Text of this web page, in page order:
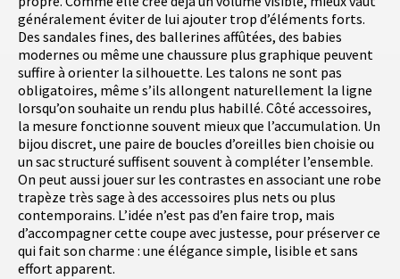
généralement éviter de lui ajouter trop d’éléments forts.
Des sandales fines, des ballerines affûtées, des babies
modernes ou même une chaussure plus graphique peuvent
suffire à orienter la silhouette. Les talons ne sont pas
obligatoires, même s’ils allongent naturellement la ligne
lorsqu’on souhaite un rendu plus habillé. Côté accessoires,
la mesure fonctionne souvent mieux que l’accumulation. Un
bijou discret, une paire de boucles d’oreilles bien choisie ou
un sac structuré suffisent souvent à compléter l’ensemble.
On peut aussi jouer sur les contrastes en associant une robe
trapèze très sage à des accessoires plus nets ou plus
contemporains. L’idée n’est pas d’en faire trop, mais
d’accompagner cette coupe avec justesse, pour préserver ce
qui fait son charme : une élégance simple, lisible et sans
effort apparent.